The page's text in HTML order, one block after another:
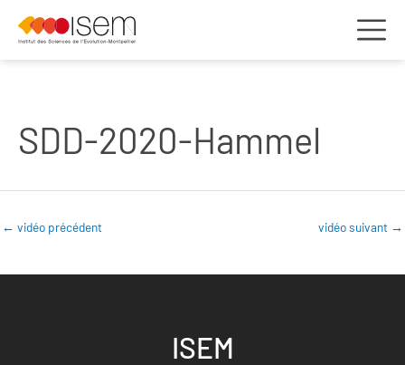
SDD-2020-Hammel
← vidéo précédent vidéo suivant →
ISEM